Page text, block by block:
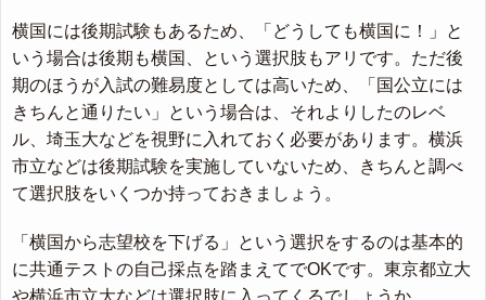
横国には後期試験もあるため、「どうしても横国に！」と
いう場合は後期も横国、という選択肢もアリです。ただ後
期のほうが入試の難易度としては高いため、「国公立には
きちんと通りたい」という場合は、それよりしたのレベ
ル、埼玉大などを視野に入れておく必要があります。横浜
市立などは後期試験を実施していないため、きちんと調べ
て選択肢をいくつか持っておきましょう。
「横国から志望校を下げる」という選択をするのは基本的
に共通テストの自己採点を踏まえてでOKです。東京都立大
や横浜市立大などは選択肢に入ってくるでしょうか。